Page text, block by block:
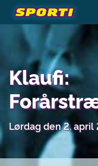
Klaufi:
Lørdag den 2. april